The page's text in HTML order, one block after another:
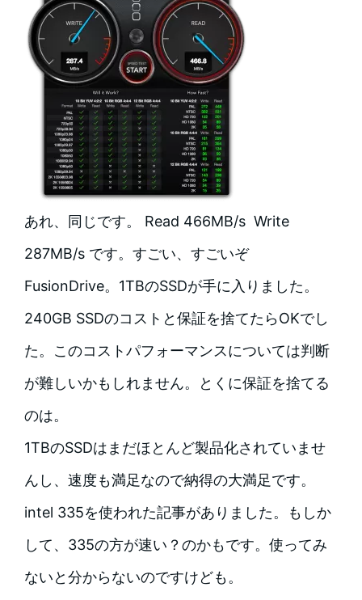
あれ、同じです。 Read 466MB/s Write
287MB/s です。すごい、すごいぞ
FusionDrive。1TBのSSDが手に入りました。
240GB SSDのコストと保証を捨てたらOKでし
た。このコストパフォーマンスについては判断
が難しいかもしれません。とくに保証を捨てる
のは。
1TBのSSDはまだほとんど製品化されていませ
んし、速度も満足なので納得の大満足です。
intel 335を使われた記事がありました。もしか
して、335の方が速い？のかもです。使ってみ
ないと分からないのですけども。